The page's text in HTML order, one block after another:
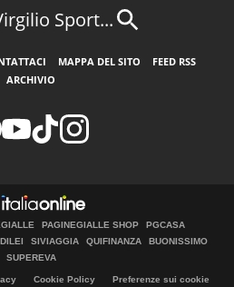
Sport...
MAPPA DEL SITO
FEED RSS
ARCHIVIO
PAGINEGIALLE SHOP
PGCASA
DILEI SIVIAGGIA QUIFINANZA
BUONISSIMO
SUPEREVA
Cookie Policy Preferenze sui cookie